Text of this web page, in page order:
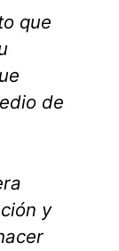
que
de
y